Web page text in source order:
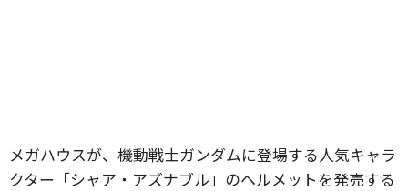
メガハウスが、機動戦士ガンダムに登場する人気キャラ
クター「シャア・アズナブル」のヘルメットを発売する